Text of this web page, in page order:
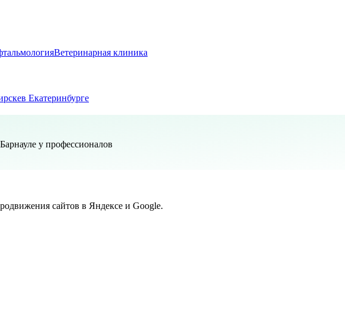
Ветеринарная клиника
в Екатеринбурге
у профессионалов
сайтов в Яндексе и Google.